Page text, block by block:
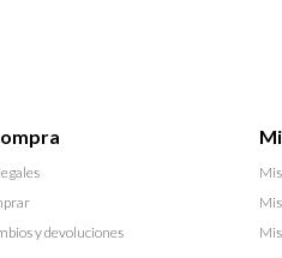
y devoluciones